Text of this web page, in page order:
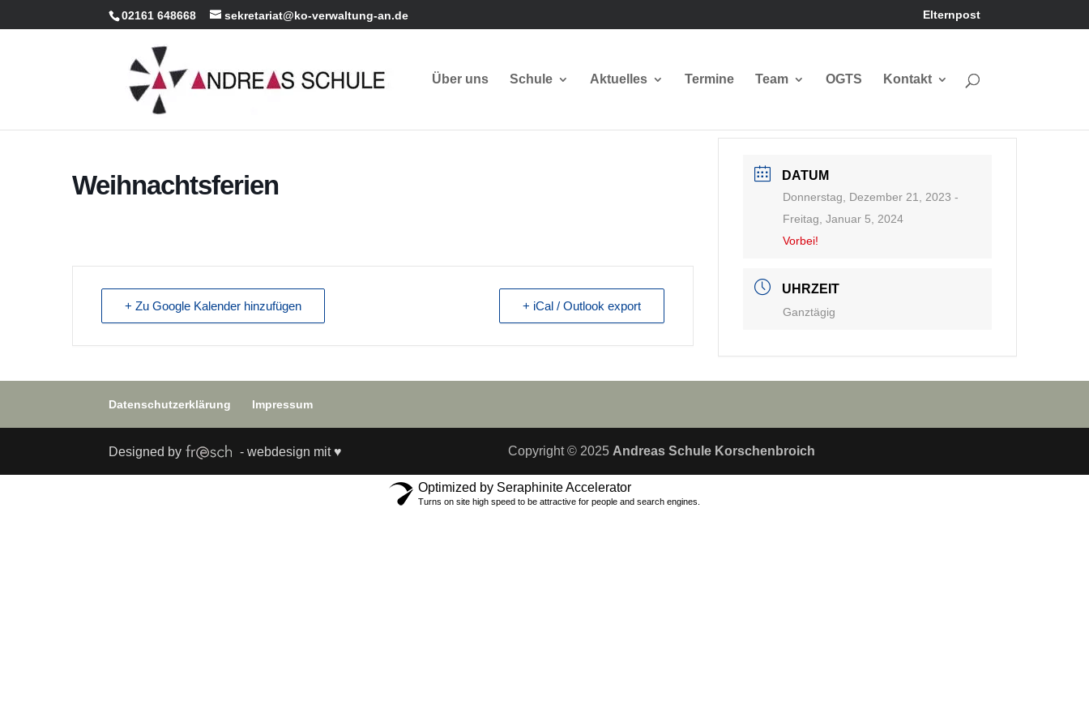
02161 648668 sekretariat@ko-verwaltung-an.de Elternpost
Über uns Schule Aktuelles Termine Team OGTS Kontakt
Weihnachtsferien
+ Zu Google Kalender hinzufügen + iCal / Outlook export
DATUM
Donnerstag, Dezember 21, 2023 -
Freitag, Januar 5, 2024
Vorbei!
UHRZEIT
Ganztägig
Datenschutzerklärung Impressum
Designed by - webdesign mit ♥ Copyright © 2025 Andreas Schule Korschenbroich
Optimized by Seraphinite Accelerator
Turns on site high speed to be attractive for people and search engines.